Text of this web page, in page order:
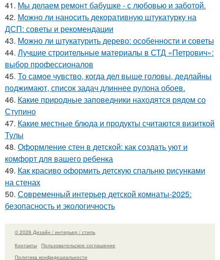
41. Мы делаем ремонт бабушке - с любовью и заботой.
42. Можно ли наносить декоративную штукатурку на
ДСП: советы и рекомендации
43. Можно ли штукатурить дерево: особенности и советы
44. Лучшие строительные материалы в СТД «Петрович»:
выбор профессионалов
45. То самое чувство, когда дел выше головы, дедлайны
поджимают, список задач длиннее рулона обоев.
46. Какие природные заповедники находятся рядом со
Ступино
47. Какие местные блюда и продукты считаются визиткой
Тулы
48. Оформление стен в детской: как создать уют и
комфорт для вашего ребенка
49. Как красиво оформить детскую спальню рисунками
на стенах
50. Современный интерьер детской комнаты-2025:
безопасность и экологичность
© 2026 Дизайн / интерьер / стиль
Контакты
Пользовательское соглашение
Политика конфидециальности